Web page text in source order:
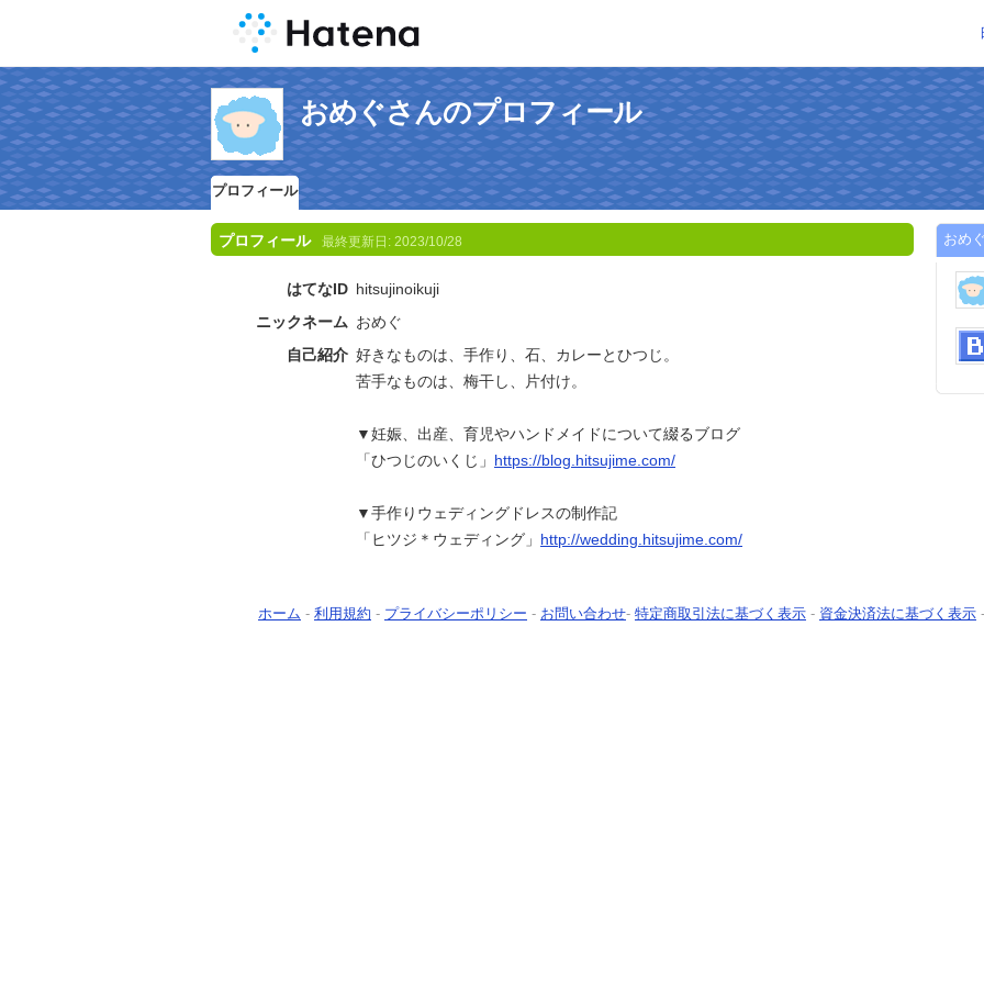
おめぐさんのプロフィール
プロフィール
プロフィール 最終更新日: 2023/10/28
はてなID hitsujinoikuji
ニックネーム おめぐ
自己紹介 好きなものは、手作り、石、カレーとひつじ。
苦手なものは、梅干し、片付け。
▼妊娠、出産、育児やハンドメイドについて綴るブログ
「ひつじのいくじ」 https://blog.hitsujime.com/
▼手作りウェディングドレスの制作記
「ヒツジ＊ウェディング」 http://wedding.hitsujime.com/
おめ
ホーム - 利用規約 - プライバシーポリシー - お問い合わせ- 特定商取引法に基づく表示 - 資金決済法に基づく表示 -